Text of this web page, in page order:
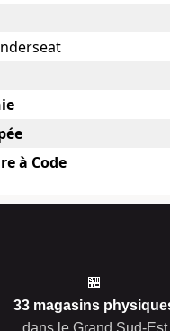
à Code
🏪
33 magasins
dans le Grand Sud-Est